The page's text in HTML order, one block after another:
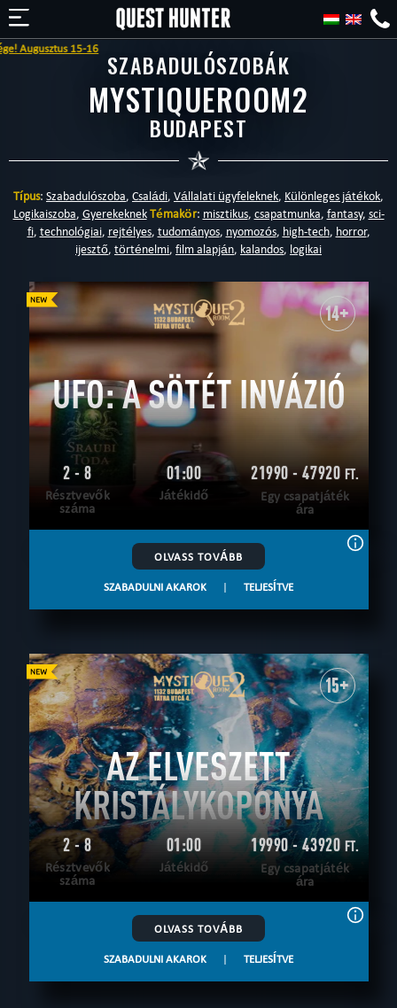
15-16
SZABADULÓSZOBÁK
MYSTIQUEROOM2
BUDAPEST
Típus: Szabadulószoba, Családi, Vállalati ügyfeleknek, Különleges játékok,
Logikaiszoba, GyerekeknekTémakör: misztikus, csapatmunka, fantasy, sci-
fi, technológiai, rejtélyes, tudományos, nyomozós, high-tech, horror,
ijesztő, történelmi, film alapján, kalandos, logikai
14+
UFO: A SÖTÉT INVÁZIÓ
2 - 8
Résztvevők
száma
01:00
Játékidő
21990 - 47920 FT.
Egy csapatjáték
ára
OLVASS TOVÁBB
SZABADULNI AKAROK | TELJESÍTVE
15+
AZ ELVESZETT
KRISTÁLYKOPONYA
2 - 8
Résztvevők
száma
01:00
Játékidő
19990 - 43920 FT.
Egy csapatjáték
ára
OLVASS TOVÁBB
SZABADULNI AKAROK | TELJESÍTVE